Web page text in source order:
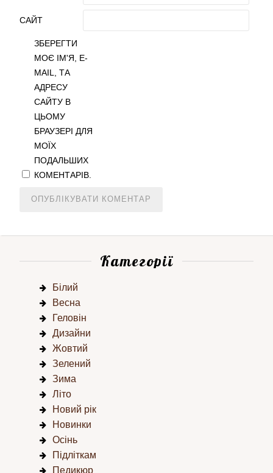
САЙТ
ЗБЕРЕГТИ
МОЄ ІМ'Я, E-
MAIL, ТА
АДРЕСУ
САЙТУ В
ЦЬОМУ
БРАУЗЕРІ ДЛЯ
МОЇХ
ПОДАЛЬШИХ
КОМЕНТАРІВ.
Категорії
Білий
Весна
Геловін
Дизайни
Жовтий
Зелений
Зима
Літо
Новий рік
Новинки
Осінь
Підліткам
Педикюр